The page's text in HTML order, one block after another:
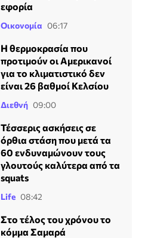
εφορία
Οικονομία 06:17
Η θερμοκρασία που
προτιμούν οι Αμερικανοί
για το κλιματιστικό δεν
είναι 26 βαθμοί Κελσίου
Διεθνή 09:00
Τέσσερις ασκήσεις σε
όρθια στάση που μετά τα
60 ενδυναμώνουν τους
γλουτούς καλύτερα από τα
squats
Life 08:42
Στο τέλος του χρόνου το
κόμμα Σαμαρά